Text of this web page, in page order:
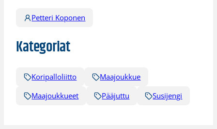
Petteri Koponen
Kategoriat
Koripalloliitto
Maajoukkue
Maajoukkueet
Pääjuttu Susijengi